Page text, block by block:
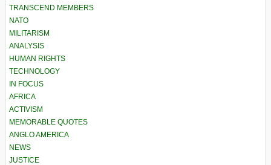
TRANSCEND MEMBERS
NATO
MILITARISM
ANALYSIS
HUMAN RIGHTS
TECHNOLOGY
IN FOCUS
AFRICA
ACTIVISM
MEMORABLE QUOTES
ANGLO AMERICA
NEWS
JUSTICE